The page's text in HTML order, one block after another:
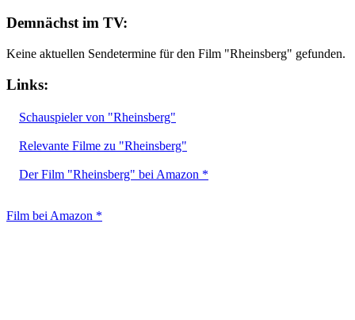
Demnächst im TV:
Keine aktuellen Sendetermine für den Film "Rheinsberg" gefunden.
Links:
Schauspieler von "Rheinsberg"
Relevante Filme zu "Rheinsberg"
Der Film "Rheinsberg" bei Amazon *
Film bei Amazon *